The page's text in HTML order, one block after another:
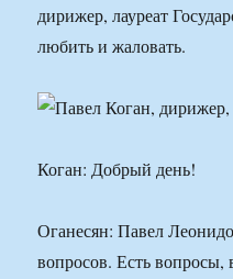
дирижер, лауреат
любить и жаловать.
Коган: Добрый день!
Оганесян: Павел
вопросов. Есть